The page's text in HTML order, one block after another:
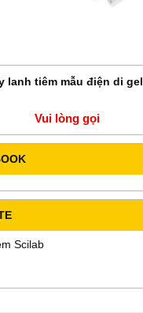
lanh tiêm mẫu điện di gel
Vui lòng gọi
Scilab